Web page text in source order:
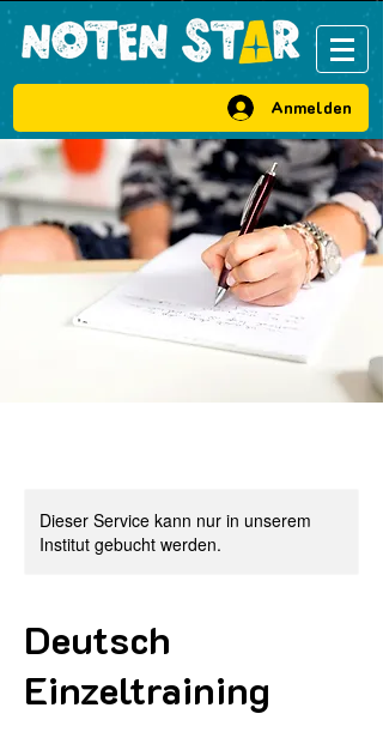
Anmelden
Dieser Service kann nur in unserem
Institut gebucht werden.
Deutsch
Einzeltraining